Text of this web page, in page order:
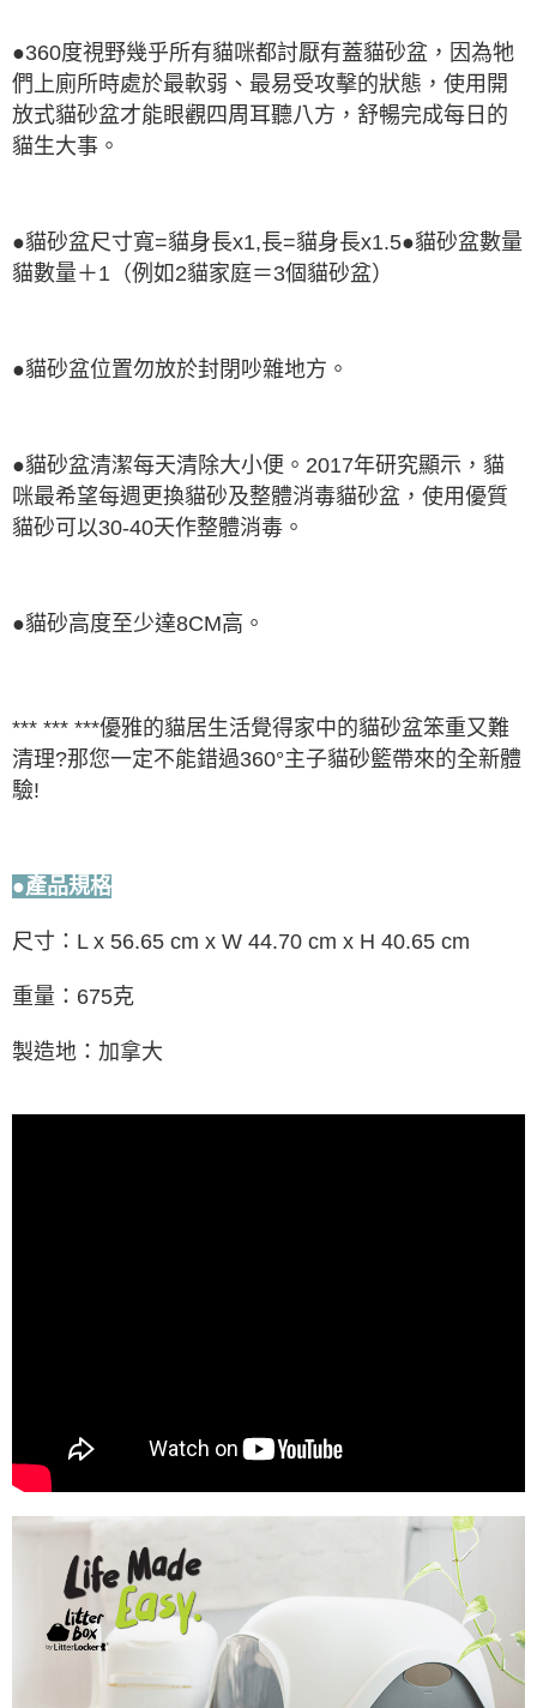
●360度視野幾乎所有貓咪都討厭有蓋貓砂盆，因為牠
們上廁所時處於最軟弱、最易受攻擊的狀態，使用開
放式貓砂盆才能眼觀四周耳聽八方，舒暢完成每日的
貓生大事。
●貓砂盆尺寸寬=貓身長x1,長=貓身長x1.5●貓砂盆數量
貓數量＋1（例如2貓家庭＝3個貓砂盆）
●貓砂盆位置勿放於封閉吵雜地方。
●貓砂盆清潔每天清除大小便。2017年研究顯示，貓
咪最希望每週更換貓砂及整體消毒貓砂盆，使用優質
貓砂可以30-40天作整體消毒。
●貓砂高度至少達8CM高。
*** *** ***優雅的貓居生活覺得家中的貓砂盆笨重又難
清理?那您一定不能錯過360°主子貓砂籃帶來的全新體
驗!
●產品規格
尺寸：L x 56.65 cm x W 44.70 cm x H 40.65 cm
重量：675克
製造地：加拿大